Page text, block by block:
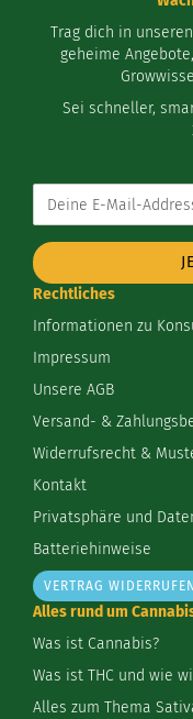
Trag dich in
geheime
Sei schneller,
Addresse
Rechtliches
Informationen zu
Impressum
Unsere AGB
Versand- &
Widerrufsrecht &
Kontakt
Privatsphäre und
Batteriehinweise
VERTRAG WIDERRUFEN
Alles rund um
Was ist Cannabis?
Was ist THC und wie
Alles zum Thema